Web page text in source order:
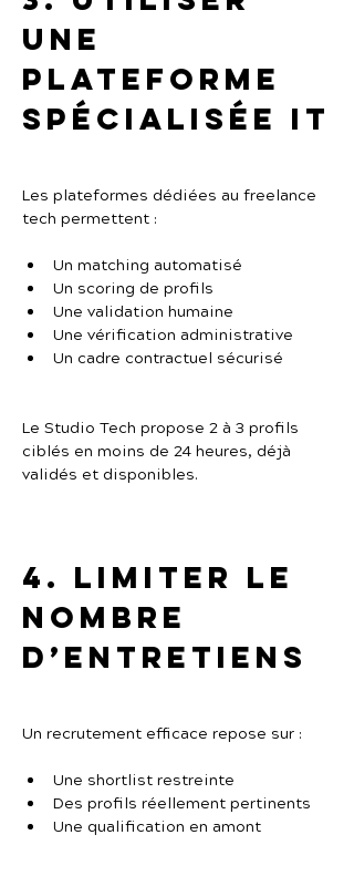
une
plateforme
spécialisée IT
Les plateformes dédiées au freelance
tech permettent :
Un matching automatisé
Un scoring de profils
Une validation humaine
Une vérification administrative
Un cadre contractuel sécurisé
Le Studio Tech propose 2 à 3 profils
ciblés en moins de 24 heures, déjà
validés et disponibles.
4. Limiter le
nombre
d’entretiens
Un recrutement efficace repose sur :
Une shortlist restreinte
Des profils réellement pertinents
Une qualification en amont